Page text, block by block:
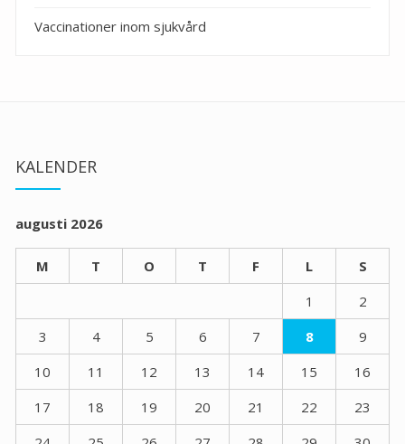
Vaccinationer inom sjukvård
KALENDER
augusti 2026
M T O T F L
S
1
2
3
4 5 6 7 8
9
10
11 12 13 14 15
16
17
18 19 20 21 22
23